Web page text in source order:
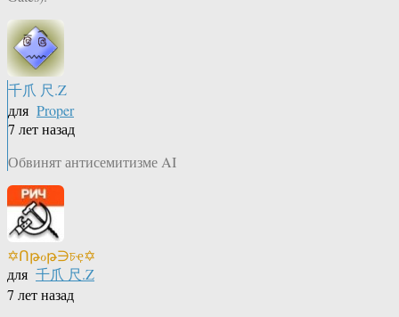
千爪 尺.Z
для Proper
7 лет назад
Обвинят антисемитизме AI
✡Ոթℴթ∋চҿ✡
для 千爪 尺.Z
7 лет назад